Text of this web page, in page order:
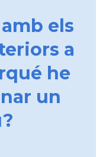
els
a
he
un